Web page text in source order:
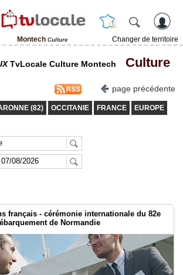
Montech Culture
Changer de territoire
TvLocale Culture Montech Culture
page précédente
(82) OCCITANIE FRANCE EUROPE
français - cérémonie internationale du 82e
de Normandie